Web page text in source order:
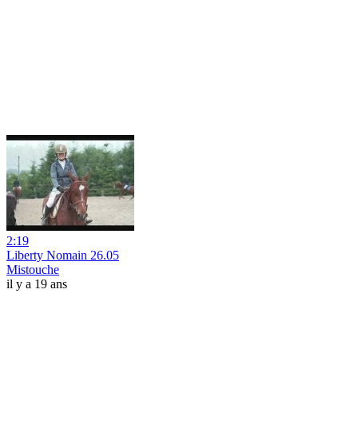
2:19
Liberty Nomain 26.05
Mistouche
il y a 19 ans